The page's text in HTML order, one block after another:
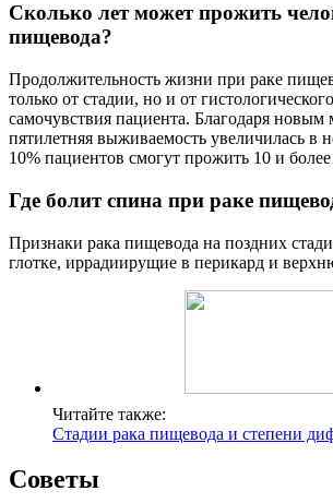
Сколько лет может прожить
пищевода?
Продолжительность жизни при раке
только от стадии, но и от
самочувствия пациента. Благодаря новым
пятилетняя выживаемость увеличилась в
10% пациентов смогут прожить 10 и более
Где болит спина при раке
Признаки рака пищевода на поздних
глотке, иррадиирущие в перикард и
Читайте также:
Стадии рака пищевода и степени
Советы